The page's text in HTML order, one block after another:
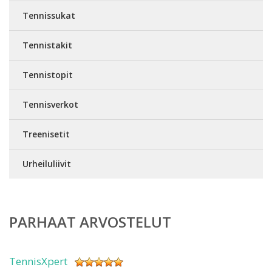
Tennissukat
Tennistakit
Tennistopit
Tennisverkot
Treenisetit
Urheiluliivit
PARHAAT ARVOSTELUT
TennisXpert